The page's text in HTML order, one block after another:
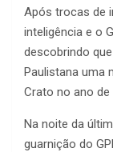
Após trocas de
inteligência e o
descobrindo
Paulistana uma
Crato no ano de
Na noite da
guarnição do